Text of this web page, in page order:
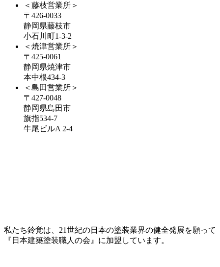
＜藤枝営業所＞
〒426-0033
静岡県藤枝市
小石川町1-3-2
＜焼津営業所＞
〒425-0061
静岡県焼津市
本中根434-3
＜島田営業所＞
〒427-0048
静岡県島田市
旗指534-7
牛尾ビルA 2-4
私たち鈴覚は、21世紀の日本の塗装業界の健全発展を願って
『日本建築塗装職人の会』に加盟しています。